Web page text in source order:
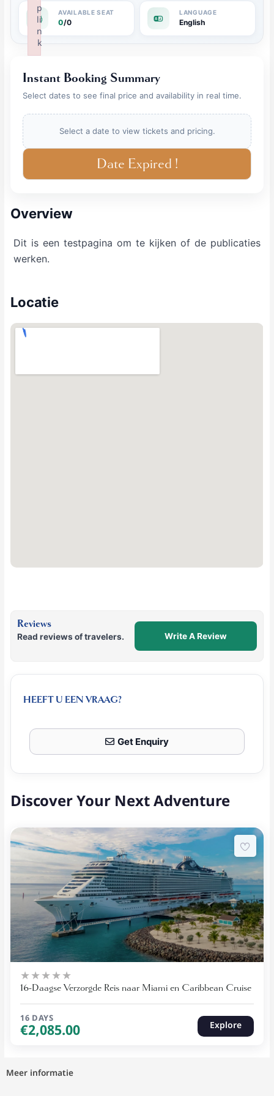
0/0 English
Instant Booking Summary
Select dates to see final price and availability in real time.
Select a date to view tickets and pricing.
Date Expired !
Overview
Dit is een testpagina om te kijken of de publicaties
werken.
Locatie
Reviews
Read reviews of travelers. Write A Review
HEEFT U EEN VRAAG?
Get Enquiry
Discover Your Next Adventure
Expired !
16-Daagse Verzorgde Reis naar Miami en Caribbean Cruise
16 DAYS
€2,085.00 Explore
Meer informatie
p
li
n
k
Failed to initialize plugin: wplink